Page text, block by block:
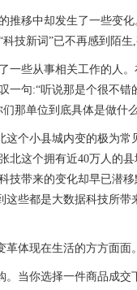
推移中却发生了一些变
技新词”已不再感到陌生
一些从事相关工作的人
一句:“听说那是个很不
那单位到底具体是做什么
这个小县城内变的极为常
北这个拥有近40万人的
技带来的变化却早已潜
这些都是大数据科技所
体现在生活的方方面面。
。当你选择一件商品成